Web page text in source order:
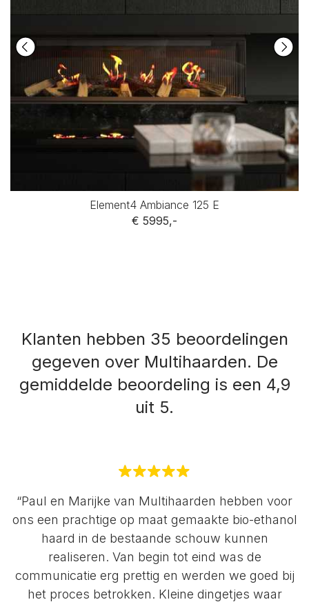
Element4 Ambiance 125 E
€ 5995,-
Klanten hebben 35 beoordelingen
gegeven over Multihaarden. De
gemiddelde beoordeling is een 4,9
uit 5.
“Paul en Marijke van Multihaarden hebben voor
ons een prachtige op maat gemaakte bio-ethanol
haard in de bestaande schouw kunnen
realiseren. Van begin tot eind was de
communicatie erg prettig en werden we goed bij
het proces betrokken. Kleine dingetjes waar